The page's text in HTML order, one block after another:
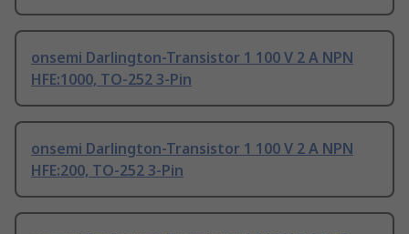
onsemi Darlington-Transistor 1 100 V 2 A NPN
HFE:1000, TO-252 3-Pin
onsemi Darlington-Transistor 1 100 V 2 A NPN
HFE:200, TO-252 3-Pin